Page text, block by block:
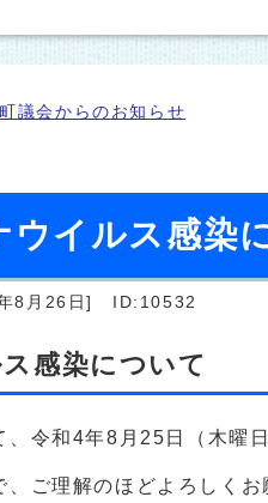
町議会からのお知らせ
イルス感染
8月26日] ID:10532
感染について
令和4年8月25日（木曜
ご理解のほどよろしくお